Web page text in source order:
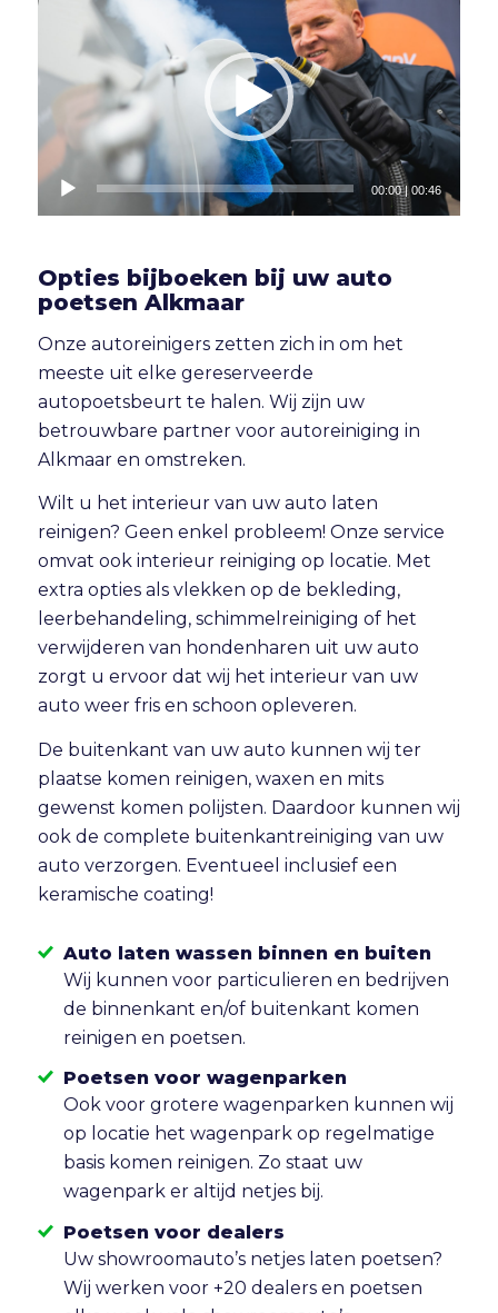
00:00|00:46
Opties bijboeken bij uw auto
poetsen Alkmaar
Onze autoreinigers zetten zich in om het
meeste uit elke gereserveerde
autopoetsbeurt te halen. Wij zijn uw
betrouwbare partner voor autoreiniging in
Alkmaar en omstreken.
Wilt u het interieur van uw auto laten
reinigen? Geen enkel probleem! Onze service
omvat ook interieur reiniging op locatie. Met
extra opties als vlekken op de bekleding,
leerbehandeling, schimmelreiniging of het
verwijderen van hondenharen uit uw auto
zorgt u ervoor dat wij het interieur van uw
auto weer fris en schoon opleveren.
De buitenkant van uw auto kunnen wij ter
plaatse komen reinigen, waxen en mits
gewenst komen polijsten. Daardoor kunnen wij
ook de complete buitenkantreiniging van uw
auto verzorgen. Eventueel inclusief een
keramische coating!
Auto laten wassen binnen en buiten
Wij kunnen voor particulieren en bedrijven
de binnenkant en/of buitenkant komen
reinigen en poetsen.
Poetsen voor wagenparken
Ook voor grotere wagenparken kunnen wij
op locatie het wagenpark op regelmatige
basis komen reinigen. Zo staat uw
wagenpark er altijd netjes bij.
Poetsen voor dealers
Uw showroomauto’s netjes laten poetsen?
Wij werken voor +20 dealers en poetsen